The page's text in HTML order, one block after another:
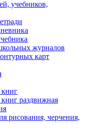
учебников,
журналов
карт
книг
раздвижная
рисования, черчения,